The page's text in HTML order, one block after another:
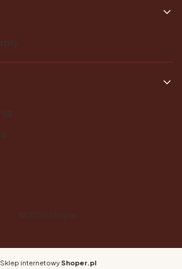
Sklep internetowy Shoper.pl